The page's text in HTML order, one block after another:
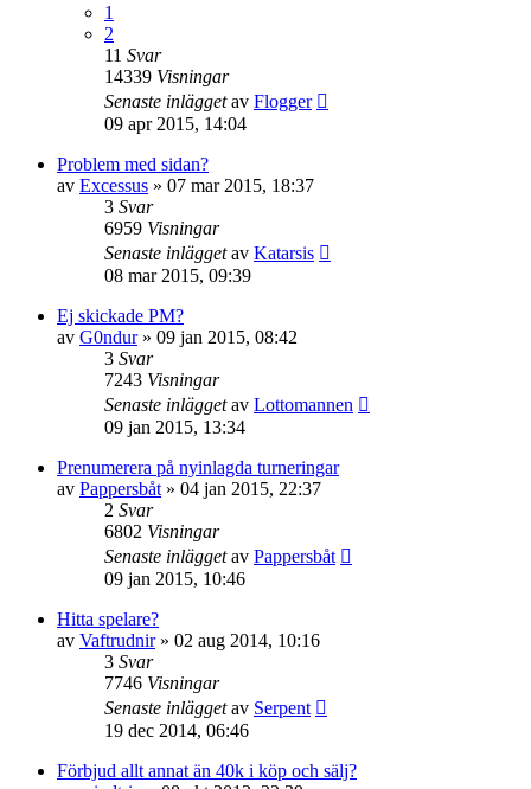
1
2
11 Svar
14339 Visningar
Senaste inläggetav Flogger
09 apr 2015, 14:04
Problem med sidan?
av Excessus » 07 mar 2015, 18:37
3 Svar
6959 Visningar
Senaste inläggetav Katarsis
08 mar 2015, 09:39
Ej skickade PM?
av G0ndur» 09 jan 2015, 08:42
3 Svar
7243 Visningar
Senaste inläggetav Lottomannen
09 jan 2015, 13:34
Prenumerera på nyinlagda turneringar
av Pappersbåt » 04 jan 2015, 22:37
2 Svar
6802 Visningar
Senaste inläggetav Pappersbåt
09 jan 2015, 10:46
Hitta spelare?
av Vaftrudnir» 02 aug 2014, 10:16
3 Svar
7746 Visningar
Senaste inläggetav Serpent
19 dec 2014, 06:46
Förbjud allt annat än 40k i köp och sälj?